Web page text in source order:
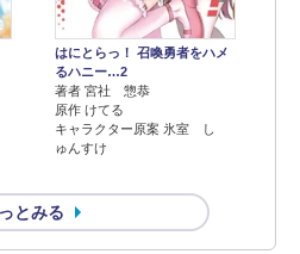
はにとらっ！ 召喚勇者をハメ
るハニー…2
著者 宮社 惣恭
原作 けてる
キャラクター原案 氷室 し
ゅんすけ
とみる